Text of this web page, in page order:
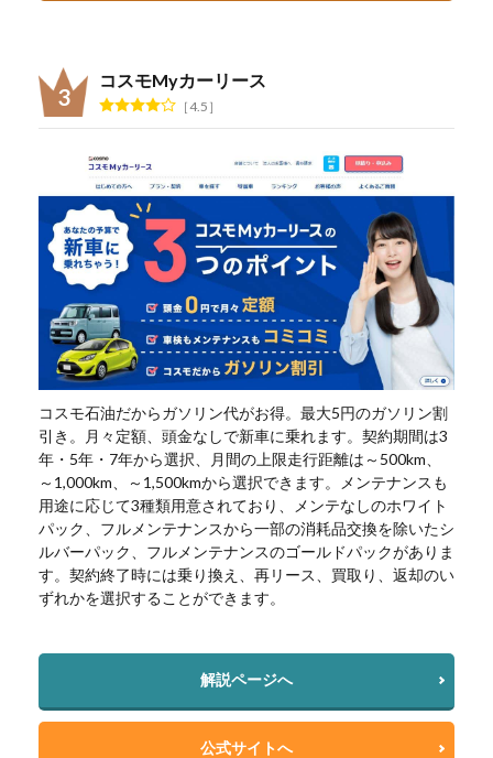
コスモMyカーリース
4.5
コスモ石油だからガソリン代がお得。最大5円のガソリン割
引き。月々定額、頭金なしで新車に乗れます。契約期間は3
年・5年・7年から選択、月間の上限走行距離は～500km、
～1,000km、～1,500kmから選択できます。メンテナンスも
用途に応じて3種類用意されており、メンテなしのホワイト
パック、フルメンテナンスから一部の消耗品交換を除いたシ
ルバーパック、フルメンテナンスのゴールドパックがありま
す。契約終了時には乗り換え、再リース、買取り、返却のい
ずれかを選択することができます。
解説ページへ
公式サイトへ